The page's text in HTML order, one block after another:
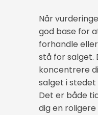
Når
god base for
forhandle
stå for salget.
koncentrere
salget i
Det er både
dig en